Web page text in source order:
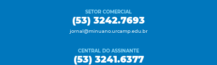
SETOR COMERCIAL
(53) 3242.7693
jornal@minuano.urcamp.edu.br
CENTRAL DO ASSINANTE
(53) 3241.6377